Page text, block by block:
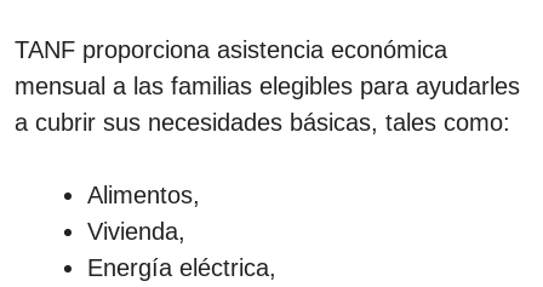
TANF proporciona asistencia económica
mensual a las familias elegibles para ayudarles
a cubrir sus necesidades básicas, tales como:
Alimentos,
Vivienda,
Energía eléctrica,